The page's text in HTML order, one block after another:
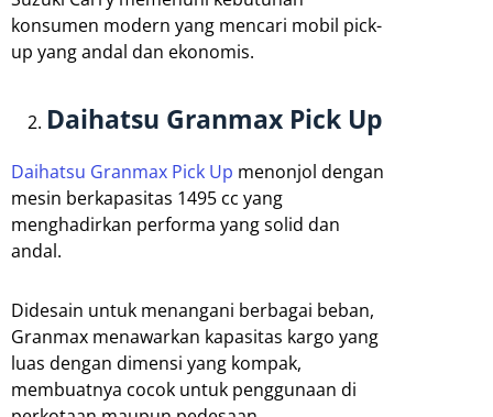
konsumen modern yang mencari mobil pick-
up yang andal dan ekonomis.
Daihatsu Granmax Pick Up
Daihatsu Granmax Pick Up menonjol dengan
mesin berkapasitas 1495 cc yang
menghadirkan performa yang solid dan
andal.
Didesain untuk menangani berbagai beban,
Granmax menawarkan kapasitas kargo yang
luas dengan dimensi yang kompak,
membuatnya cocok untuk penggunaan di